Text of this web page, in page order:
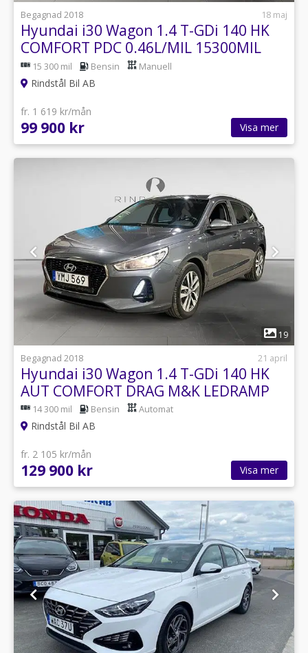
Begagnad 2018
18 maj
Hyundai i30 Wagon 1.4 T-GDi 140 HK
COMFORT PDC 0.46L/MIL 15300MIL
15 300 mil Bensin Manuell
Rindstål Bil AB
fr. 1 619 kr/mån
99 900 kr Visa mer
1
19
Begagnad 2018
21 april
Hyundai i30 Wagon 1.4 T-GDi 140 HK
AUT COMFORT DRAG M&K LEDRAMP
16"14 300 mil Bensin Automat
Rindstål Bil AB
fr. 2 105 kr/mån
129 900 kr Visa mer